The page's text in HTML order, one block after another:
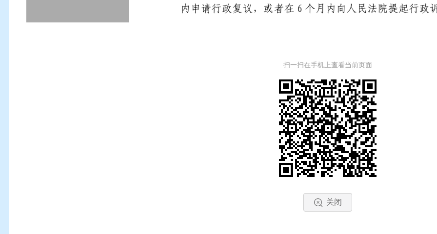
扫一扫在手机上查看当前页面
关闭